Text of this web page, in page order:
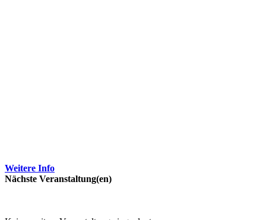
Weitere Info
Nächste Veranstaltung(en)